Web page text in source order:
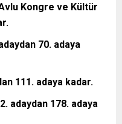
Kongre ve Kültür
70. adaya
111. adaya kadar.
adaydan 178. adaya